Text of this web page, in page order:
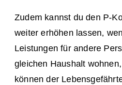
Zudem kannst du den P-
weiter erhöhen lassen,
Leistungen für andere
gleichen Haushalt
können der